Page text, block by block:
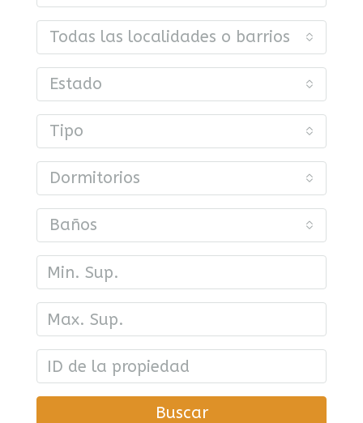
Todas las localidades o barrios
Estado
Tipo
Dormitorios
Baños
Buscar